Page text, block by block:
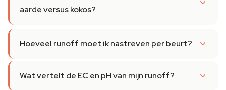
aarde versus kokos?
Hoeveel runoff moet ik nastreven per beurt?
Wat vertelt de EC en pH van mijn runoff?